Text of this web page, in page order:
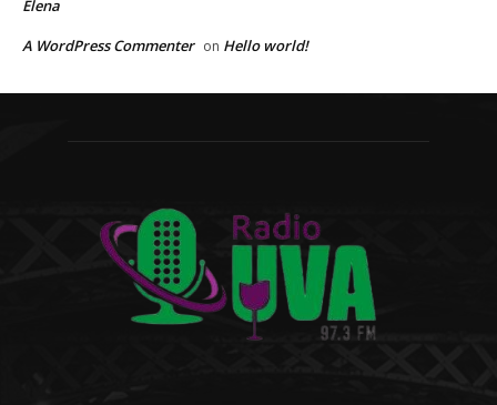
Elena
A WordPress Commenter on Hello world!